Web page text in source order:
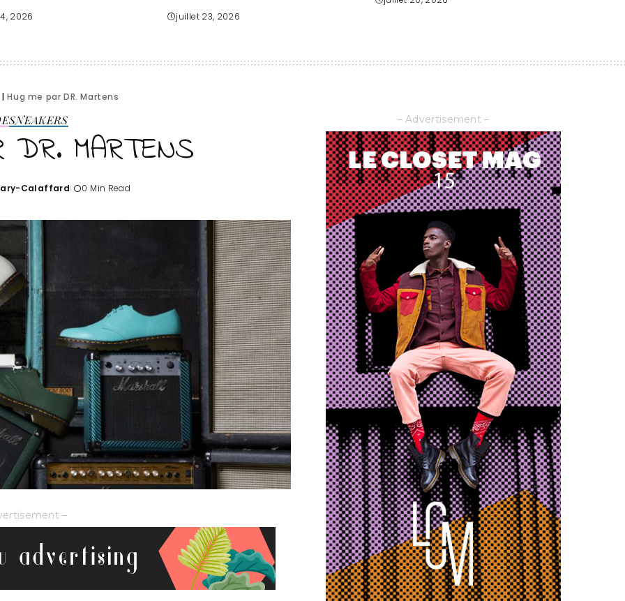
2026 juillet 23, 2026
Hug me par DR. Martens
SNEAKERS
DR. MARTENS
Calaffard 0 Min Read
–
– Advertisement –